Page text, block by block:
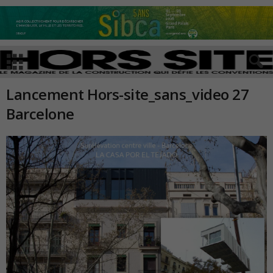
Lancement Hors-site_sans_video 27
Barcelone